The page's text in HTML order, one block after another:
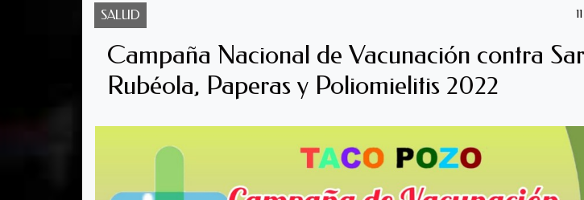
SALUD
Campaña Nacional de Vacunación contra
Rubéola, Paperas y Poliomielitis 2022